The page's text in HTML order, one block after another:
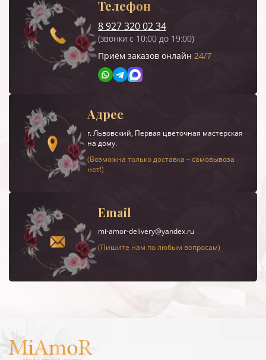
Телефон
8 927 320 02 34
(звонки с 10:00 до 19:00)
Приём заказов онлайн 24/7
Адрес
г.Львовский, Первая цветочная мастерская
на дому.
(Возможна только доставка – самовывоза
нет!)
Email
mi-amor-delivery@yandex.ru
(Пишите нам по любым вопросам)